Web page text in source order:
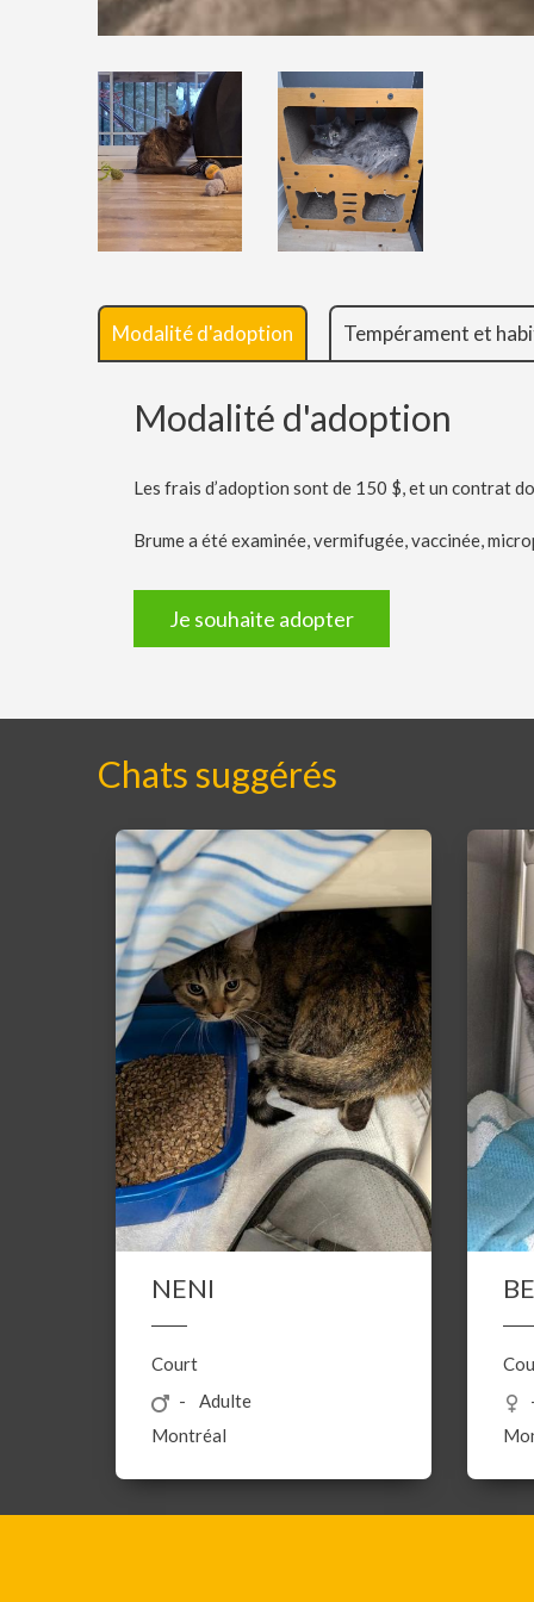
Modalité d'adoption Tempérament et
Modalité d'adoption
Les frais d’adoption sont de 150 $, et un contrat
Brume a été examinée, vermifugée, vaccinée,
Je souhaite adopter
Chats suggérés
NENI
Court
Adulte
Montréal